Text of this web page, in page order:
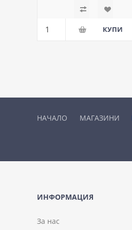
НАЧАЛО МАГАЗИНИ
ИНФОРМАЦИЯ
За нас